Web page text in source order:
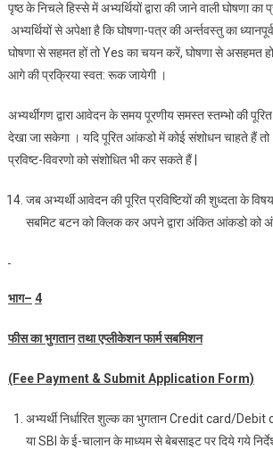
पृष्‍ठ के निचले हिस्‍से में अभ्‍यर्थियों द्वारा की जाने वाली घोषणा का
अभ्यर्थ‍ियों से अपेक्षा है कि घोषणा-पत्र की अर्न्‍तवस्‍तु का
घोषणा से सहमत हों तो Yes का चयन करें, घोषणा से असहमत
आगे की प्रक्रिया स्‍वत: रूक जायेगी ।
अभ्‍यर्थीगण द्वारा आवेदन के समय पूरणीय समस्‍त स्‍तम्‍भो की पूरित
देखा जा सकेगा । यदि पूरित आंकडो में कोई संशोधन चाहते हैं तो
प्रविष्‍ट-विवरणो को संशोधित भी कर सकते हैं |
जब अभ्‍यर्थी आवेदन की पूरित प्रविष्टियों की शुध्‍दता के
सबमिट बटन को क्लिक कर अपने द्वारा अंकित आंकडो को
भाग– 4
फीस का भुगतानतथा एप्‍लीकेशन फार्म सबमिशन
(Fee Payment & Submit Application Form)
अभ्‍यर्थी निर्धारित शुल्क का भुगतान Credit card/
या SBI के ई-चालान के माध्यम से बेबसाइट पर दिये गये